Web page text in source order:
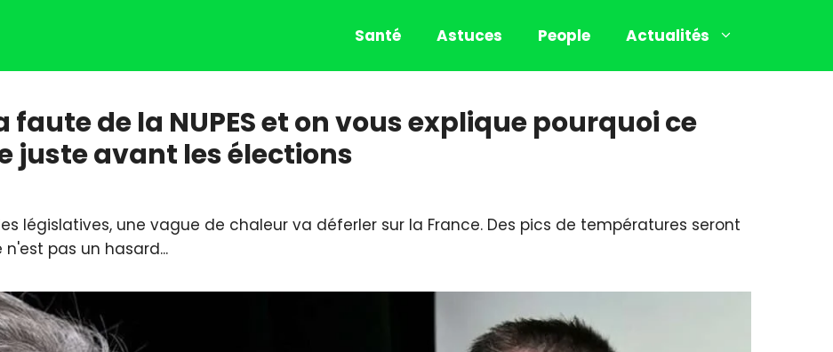
Santé Astuces People Actualités
faute de la NUPES et on vous explique pourquoi ce
juste avant les élections
législatives, une vague de chaleur va déferler sur la France. Des pics de températures seront
pas un hasard...